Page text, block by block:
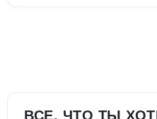
ВСЕ, ЧТО ТЫ